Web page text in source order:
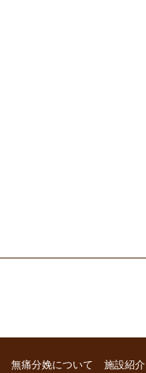
無痛分娩について 施設紹介